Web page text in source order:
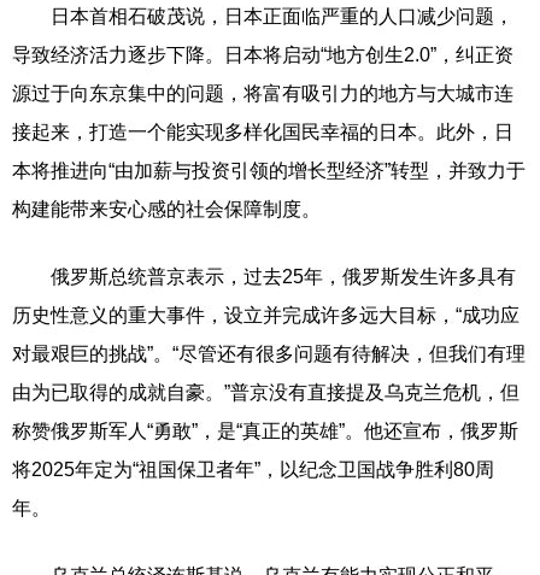
日本首相石破茂说，日本正面临严重的人口减少问题，
导致经济活力逐步下降。日本将启动“地方创生2.0”，纠正资
源过于向东京集中的问题，将富有吸引力的地方与大城市连
接起来，打造一个能实现多样化国民幸福的日本。此外，日
本将推进向“由加薪与投资引领的增长型经济”转型，并致力于
构建能带来安心感的社会保障制度。
俄罗斯总统普京表示，过去25年，俄罗斯发生许多具有
历史性意义的重大事件，设立并完成许多远大目标，“成功应
对最艰巨的挑战”。“尽管还有很多问题有待解决，但我们有理
由为已取得的成就自豪。”普京没有直接提及乌克兰危机，但
称赞俄罗斯军人“勇敢”，是“真正的英雄”。他还宣布，俄罗斯
将2025年定为“祖国保卫者年”，以纪念卫国战争胜利80周
年。